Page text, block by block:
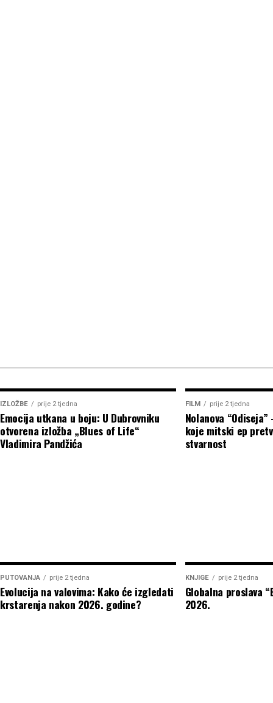
IZLOŽBE prije 2 tjedna
Emocija utkana u boju: U Dubrovniku
otvorena izložba „Blues of Life“
Vladimira Pandžića
FILM prije 2 tjedna
Nolanova
koje mitski ep
stvarnost
PUTOVANJA prije 2 tjedna
Evolucija na valovima: Kako će izgledati
krstarenja nakon 2026. godine?
KNJIGE prije 2 tjedna
Globalna proslava
2026.